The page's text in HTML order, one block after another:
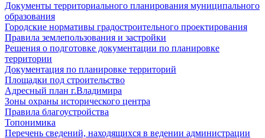
Документы территориального планирования муниципального
образования
Городские нормативы градостроительного проектирования
Правила землепользования и застройки
Решения о подготовке документации по планировке
территории
Документация по планировке территорий
Площадки под строительство
Адресный план г.Владимира
Зоны охраны исторического центра
Правила благоустройства
Топонимика
Перечень сведений, находящихся в ведении администрации